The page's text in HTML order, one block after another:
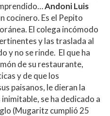
Andoni Luis
cocinero. Es el Pepito
El colega incómodo
y las traslada al
y no se rinde. El que ha
de su restaurante,
y de que los
paisanos, le dieran la
se ha dedicado a
(Mugaritz cumplió 25